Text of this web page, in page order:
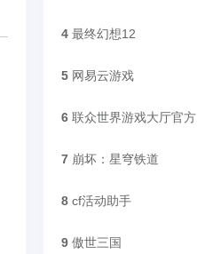
4 最终幻想12
5 网易云游戏
6 联众世界游戏大厅官方
7 崩坏：星穹铁道
8 cf活动助手
9 傲世三国